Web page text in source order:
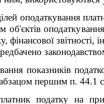
оподаткування
фінансової
показників
першим п. 44.1
податку на